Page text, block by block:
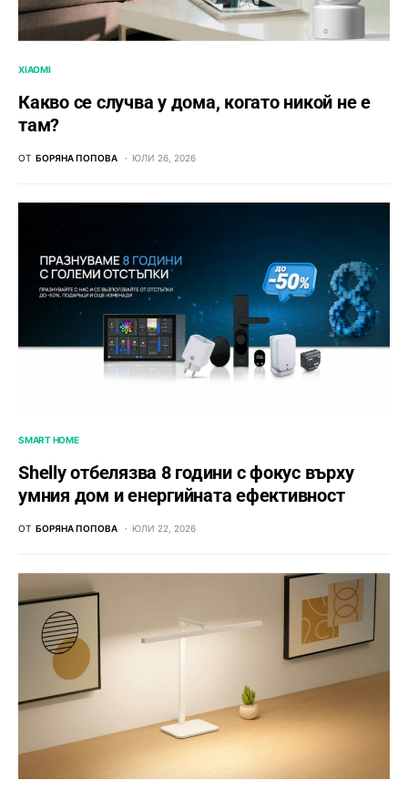
XIAOMI
Какво се случва у дома, когато никой не е
там?
ОТ БОРЯНА ПОПОВА ЮЛИ 26, 2026
SMART HOME
Shelly отбелязва 8 години с фокус върху
умния дом и енергийната ефективност
ОТ БОРЯНА ПОПОВА ЮЛИ 22, 2026